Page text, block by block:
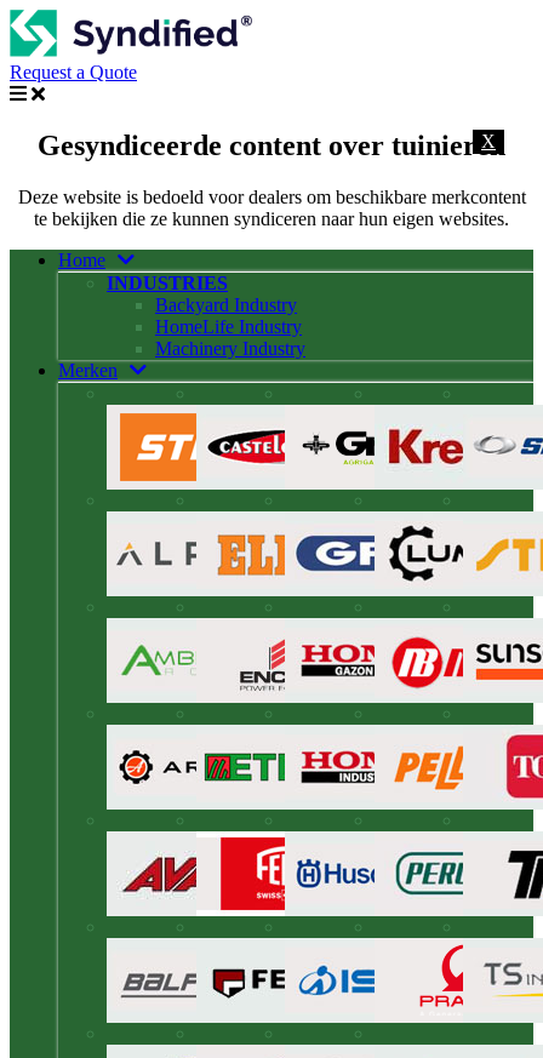
Request a Quote
X
Gesyndiceerde content over tuinieren
Deze website is bedoeld voor dealers om beschikbare merkcontent
te bekijken die ze kunnen syndiceren naar hun eigen websites.
Home
INDUSTRIES
Backyard Industry
HomeLife Industry
Machinery Industry
Merken